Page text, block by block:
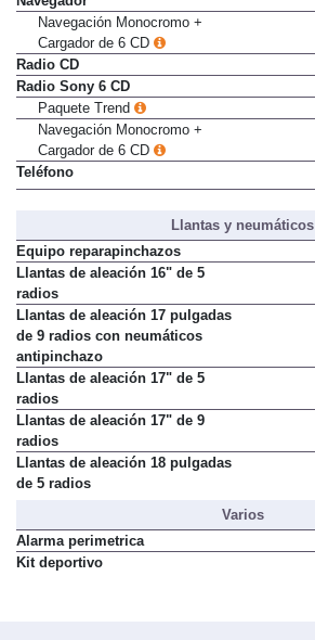
Navegación Monocromo +
Cargador de 6 CD
Radio CD
Radio Sony 6 CD
Paquete Trend
Navegación Monocromo +
Cargador de 6 CD
Teléfono
Llantas y neumáticos
Equipo reparapinchazos
Llantas de aleación 16" de 5
radios
Llantas de aleación 17 pulgadas
de 9 radios con neumáticos
antipinchazo
Llantas de aleación 17" de 5
radios
Llantas de aleación 17" de 9
radios
Llantas de aleación 18 pulgadas
de 5 radios
Varios
Alarma perimetrica
Kit deportivo